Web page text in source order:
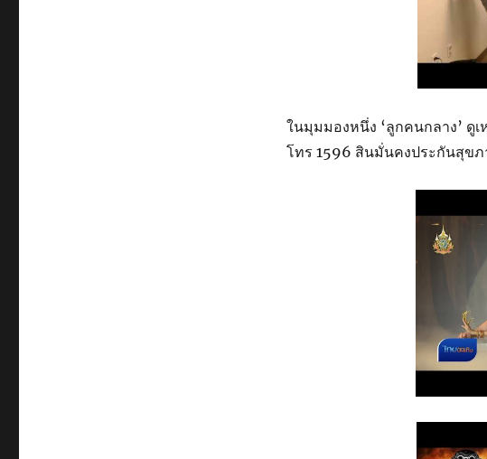
ในมุมมองหนึ่ง ‘ลูกคนกลาง’ ดู
โทร 1596 สินมั่นคงประกันสุข